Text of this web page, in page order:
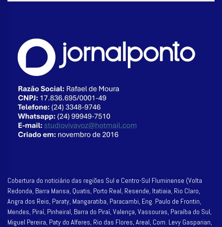
Cobertura do noticiário das regiões Sul e Centro-Sul Fluminense (Volta
Redonda, Barra Mansa, Quatis, Porto Real, Resende, Itatiaia, Rio Claro,
Angra dos Reis, Paraty, Mangaratiba, Paracambi, Eng. Paulo de Frontin,
Mendes, Piraí, Pinheiral, Barra do Piraí, Valença, Vassouras, Paraíba do Sul,
Miguel Pereira, Paty do Alferes, Rio das Flores, Areal, Com. Levy Gasparian,